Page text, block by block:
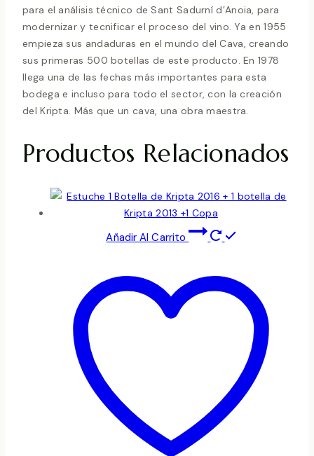
para el análisis técnico de Sant Sadurní d’Anoia, para
modernizar y tecnificar el proceso del vino. Ya en 1955
empieza sus andaduras en el mundo del Cava, creando
sus primeras 500 botellas de este producto. En 1978
llega una de las fechas más importantes para esta
bodega e incluso para todo el sector, con la creación
del Kripta. Más que un cava, una obra maestra.
Productos Relacionados
Añadir Al Carrito